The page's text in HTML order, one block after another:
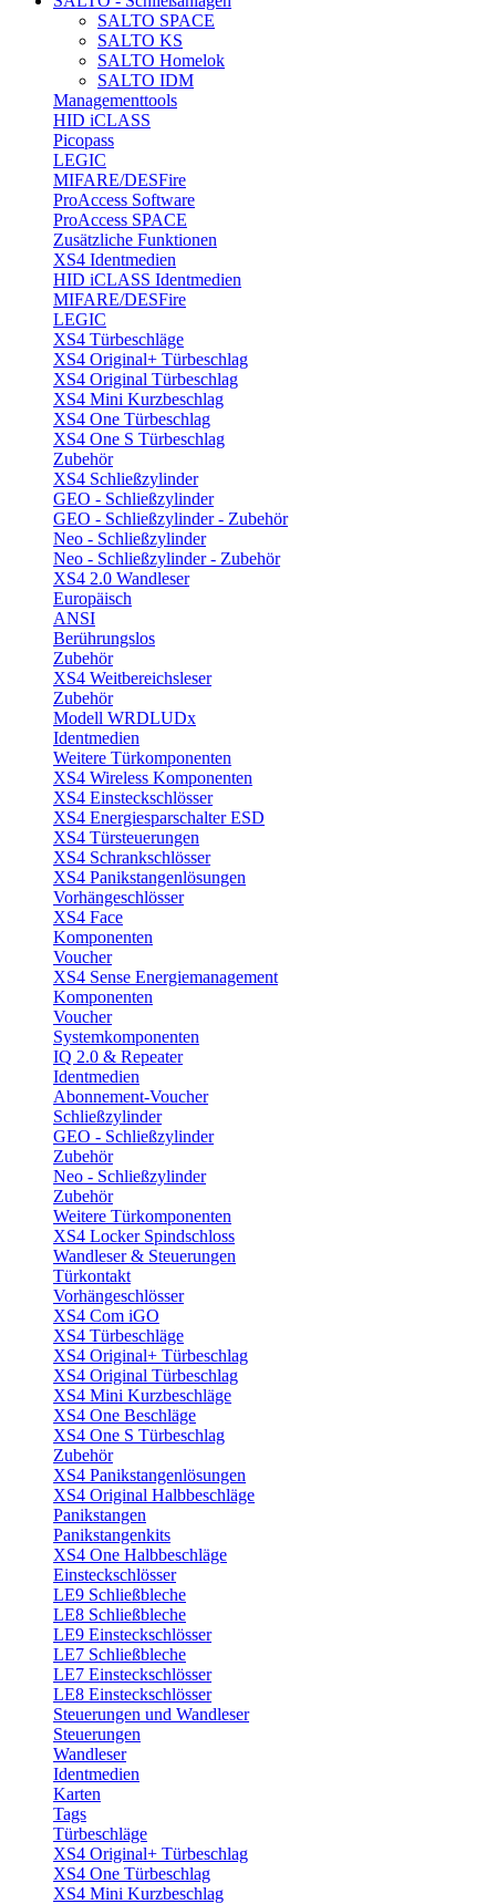
SALTO SPACE
SALTO KS
SALTO Homelok
SALTO IDM
Managementtools
HID iCLASS
Picopass
LEGIC
MIFARE/DESFire
ProAccess Software
ProAccess SPACE
Zusätzliche Funktionen
XS4 Identmedien
HID iCLASS Identmedien
MIFARE/DESFire
LEGIC
XS4 Türbeschläge
XS4 Original+ Türbeschlag
XS4 Original Türbeschlag
XS4 Mini Kurzbeschlag
XS4 One Türbeschlag
XS4 One S Türbeschlag
Zubehör
XS4 Schließzylinder
GEO - Schließzylinder
GEO - Schließzylinder - Zubehör
Neo - Schließzylinder
Neo - Schließzylinder - Zubehör
XS4 2.0 Wandleser
Europäisch
ANSI
Berührungslos
Zubehör
XS4 Weitbereichsleser
Zubehör
Modell WRDLUDx
Identmedien
Weitere Türkomponenten
XS4 Wireless Komponenten
XS4 Einsteckschlösser
XS4 Energiesparschalter ESD
XS4 Türsteuerungen
XS4 Schrankschlösser
XS4 Panikstangenlösungen
Vorhängeschlösser
XS4 Face
Komponenten
Voucher
XS4 Sense Energiemanagement
Komponenten
Voucher
Systemkomponenten
IQ 2.0 & Repeater
Identmedien
Abonnement-Voucher
Schließzylinder
GEO - Schließzylinder
Zubehör
Neo - Schließzylinder
Zubehör
Weitere Türkomponenten
XS4 Locker Spindschloss
Wandleser & Steuerungen
Türkontakt
Vorhängeschlösser
XS4 Com iGO
XS4 Türbeschläge
XS4 Original+ Türbeschlag
XS4 Original Türbeschlag
XS4 Mini Kurzbeschläge
XS4 One Beschläge
XS4 One S Türbeschlag
Zubehör
XS4 Panikstangenlösungen
XS4 Original Halbbeschläge
Panikstangen
Panikstangenkits
XS4 One Halbbeschläge
Einsteckschlösser
LE9 Schließbleche
LE8 Schließbleche
LE9 Einsteckschlösser
LE7 Schließbleche
LE7 Einsteckschlösser
LE8 Einsteckschlösser
Steuerungen und Wandleser
Steuerungen
Wandleser
Identmedien
Karten
Tags
Türbeschläge
XS4 Original+ Türbeschlag
XS4 One Türbeschlag
XS4 Mini Kurzbeschlag